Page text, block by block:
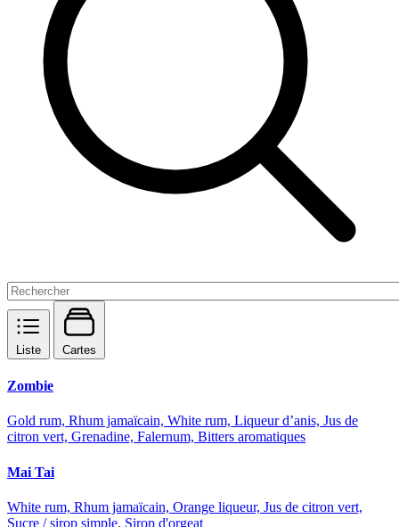
Liste Cartes
Zombie
Gold rum, Rhum jamaïcain, White rum, Liqueur d’anis, Jus de
citron vert, Grenadine, Falernum, Bitters aromatiques
Mai Tai
White rum, Rhum jamaïcain, Orange liqueur, Jus de citron vert,
Sucre / sirop simple, Sirop d'orgeat